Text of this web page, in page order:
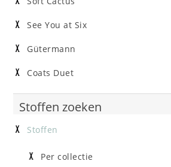
See You at Six
Gütermann
Coats Duet
Stoffen zoeken
Stoffen
Per collectie